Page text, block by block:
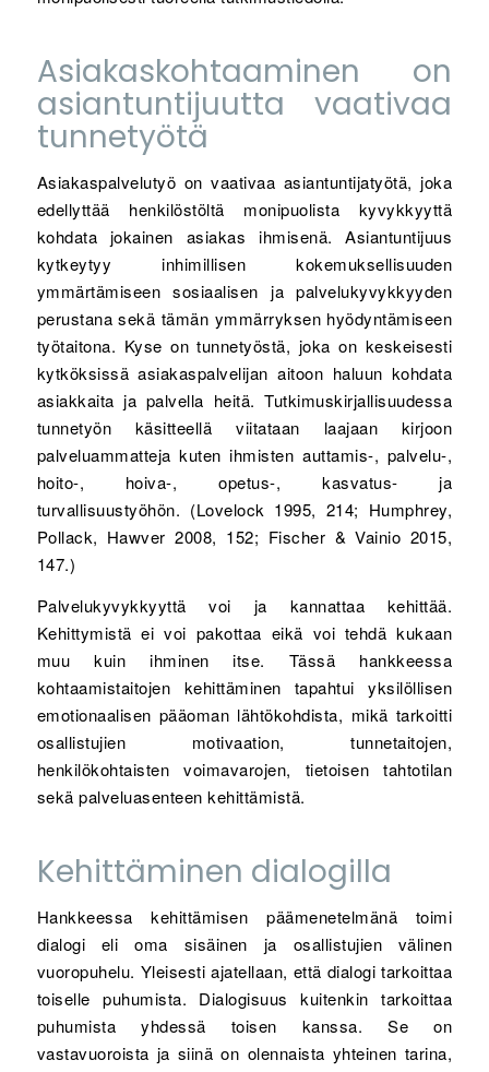
Asiakaskohtaaminen on
asiantuntijuutta vaativaa
tunnetyötä
Asiakaspalvelutyö on vaativaa asiantuntijatyötä, joka
edellyttää henkilöstöltä monipuolista kyvykkyyttä
kohdata jokainen asiakas ihmisenä. Asiantuntijuus
kytkeytyy inhimillisen kokemuksellisuuden
ymmärtämiseen sosiaalisen ja palvelukyvykkyyden
perustana sekä tämän ymmärryksen hyödyntämiseen
työtaitona. Kyse on tunnetyöstä, joka on keskeisesti
kytköksissä asiakaspalvelijan aitoon haluun kohdata
asiakkaita ja palvella heitä. Tutkimuskirjallisuudessa
tunnetyön käsitteellä viitataan laajaan kirjoon
palveluammatteja kuten ihmisten auttamis-, palvelu-,
hoito-, hoiva-, opetus-, kasvatus- ja
turvallisuustyöhön. (Lovelock 1995, 214; Humphrey,
Pollack, Hawver 2008, 152; Fischer & Vainio 2015,
147.)
Palvelukyvykkyyttä voi ja kannattaa kehittää.
Kehittymistä ei voi pakottaa eikä voi tehdä kukaan
muu kuin ihminen itse. Tässä hankkeessa
kohtaamistaitojen kehittäminen tapahtui yksilöllisen
emotionaalisen pääoman lähtökohdista, mikä tarkoitti
osallistujien motivaation, tunnetaitojen,
henkilökohtaisten voimavarojen, tietoisen tahtotilan
sekä palveluasenteen kehittämistä.
Kehittäminen dialogilla
Hankkeessa kehittämisen päämenetelmänä toimi
dialogi eli oma sisäinen ja osallistujien välinen
vuoropuhelu. Yleisesti ajatellaan, että dialogi tarkoittaa
toiselle puhumista. Dialogisuus kuitenkin tarkoittaa
puhumista yhdessä toisen kanssa. Se on
vastavuoroista ja siinä on olennaista yhteinen tarina,